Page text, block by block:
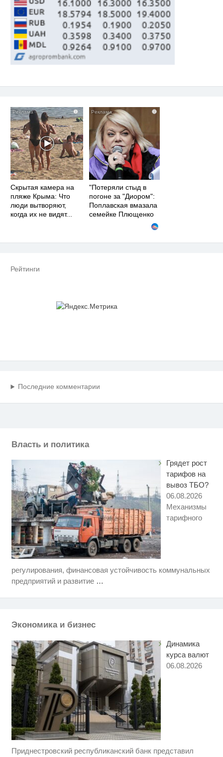
i
Скрытая камера на
пляже Крыма: Что
люди вытворяют,
когда их не видят...
i
"Потеряли стыд в
погоне за "Диором":
Поплавская вмазала
семейке Плющенко
Рейтинги
Последние комментарии
Власть и политика
Грядет рост
тарифов на
вывоз ТБО?
06.08.2026
Механизмы
тарифного
регулирования, финансовая устойчивость коммунальных
предприятий и развитие …
Экономика и бизнес
Динамика
курса валют
06.08.2026
Приднестровский республиканский банк представил
i
Этот танец невесты оставит вас
без слов! Пересмотрела 10 раз
Ролик длится пару секунд, но
Королева вагона отожгла! Видео
i
Скрытая камера на пляже